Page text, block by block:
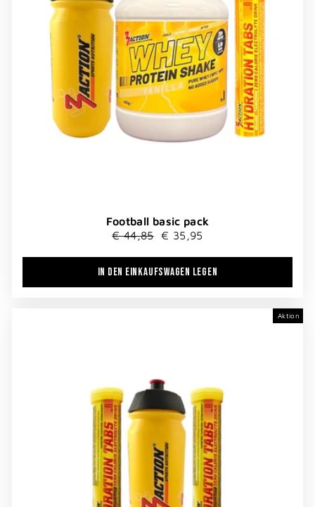
Football basic pack
Normaler
€ 44,85 Sonderpreis
€ 35,95
IN DEN EINKAUFSWAGEN LEGEN
Aktion